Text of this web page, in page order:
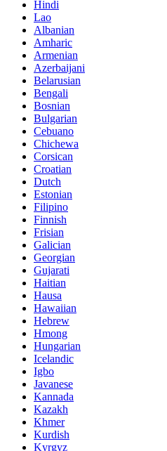
Hindi
Lao
Albanian
Amharic
Armenian
Azerbaijani
Belarusian
Bengali
Bosnian
Bulgarian
Cebuano
Chichewa
Corsican
Croatian
Dutch
Estonian
Filipino
Finnish
Frisian
Galician
Georgian
Gujarati
Haitian
Hausa
Hawaiian
Hebrew
Hmong
Hungarian
Icelandic
Igbo
Javanese
Kannada
Kazakh
Khmer
Kurdish
Kyrgyz